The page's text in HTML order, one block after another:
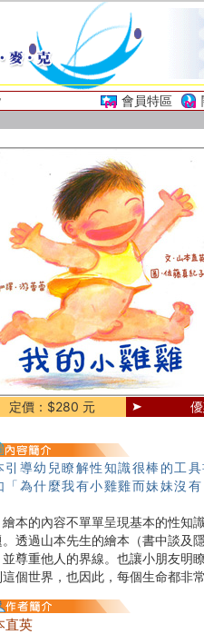
會員特區
定價：$280 元
引導幼兒瞭解性知識很棒的工
「為什麼我有小雞雞而妹妹沒
的內容不單單呈現基本的性知識
透過山本先生的繪本（書中談及
尊重他人的界線。也讓小朋友明
這個世界，也因此，每個生命都非
直英